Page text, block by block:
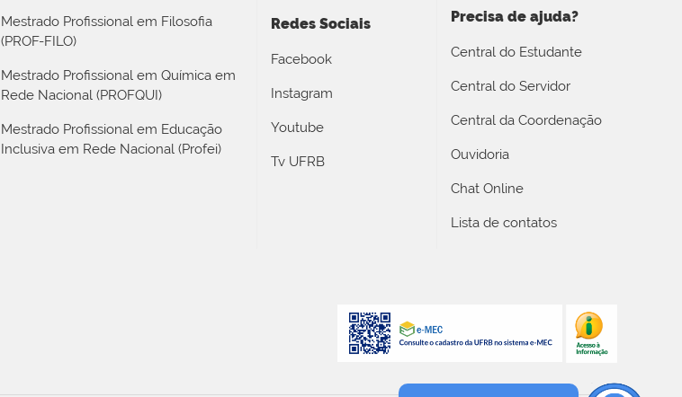
Mestrado Profissional em Filosofia
(PROF-FILO)
Mestrado Profissional em Química em
Rede Nacional (PROFQUI)
Mestrado Profissional em Educação
Inclusiva em Rede Nacional (Profei)
Redes Sociais
Facebook
Instagram
Youtube
Tv UFRB
Precisa de ajuda?
Central do Estudante
Central do Servidor
Central da Coordenação
Ouvidoria
Chat Online
Lista de contatos